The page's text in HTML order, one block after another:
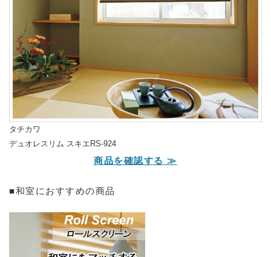
タチカワ
デュオレスリム スキエRS-924
商品を確認する ≫
■和室におすすめの商品